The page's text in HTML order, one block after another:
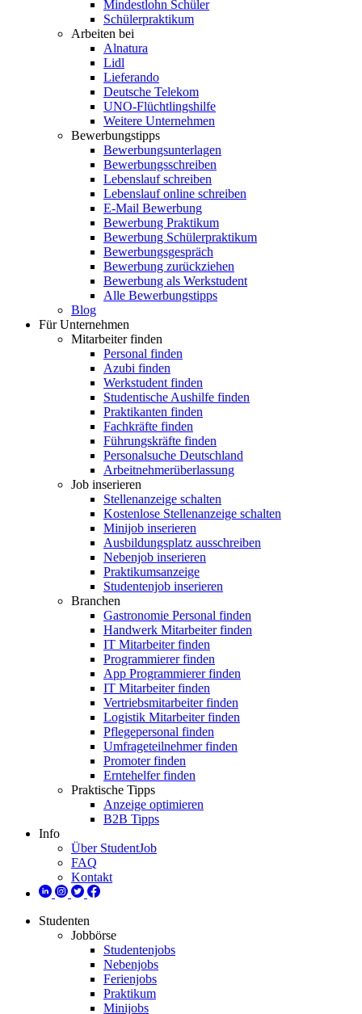
Mindestlohn Schüler
Schülerpraktikum
Arbeiten bei
Alnatura
Lidl
Lieferando
Deutsche Telekom
UNO-Flüchtlingshilfe
Weitere Unternehmen
Bewerbungstipps
Bewerbungsunterlagen
Bewerbungsschreiben
Lebenslauf schreiben
Lebenslauf online schreiben
E-Mail Bewerbung
Bewerbung Praktikum
Bewerbung Schülerpraktikum
Bewerbungsgespräch
Bewerbung zurückziehen
Bewerbung als Werkstudent
Alle Bewerbungstipps
Blog
Für Unternehmen
Mitarbeiter finden
Personal finden
Azubi finden
Werkstudent finden
Studentische Aushilfe finden
Praktikanten finden
Fachkräfte finden
Führungskräfte finden
Personalsuche Deutschland
Arbeitnehmerüberlassung
Job inserieren
Stellenanzeige schalten
Kostenlose Stellenanzeige schalten
Minijob inserieren
Ausbildungsplatz ausschreiben
Nebenjob inserieren
Praktikumsanzeige
Studentenjob inserieren
Branchen
Gastronomie Personal finden
Handwerk Mitarbeiter finden
IT Mitarbeiter finden
Programmierer finden
App Programmierer finden
IT Mitarbeiter finden
Vertriebsmitarbeiter finden
Logistik Mitarbeiter finden
Pflegepersonal finden
Umfrageteilnehmer finden
Promoter finden
Erntehelfer finden
Praktische Tipps
Anzeige optimieren
B2B Tipps
Info
Über StudentJob
FAQ
Kontakt
Studenten
Jobbörse
Studentenjobs
Nebenjobs
Ferienjobs
Praktikum
Minijobs